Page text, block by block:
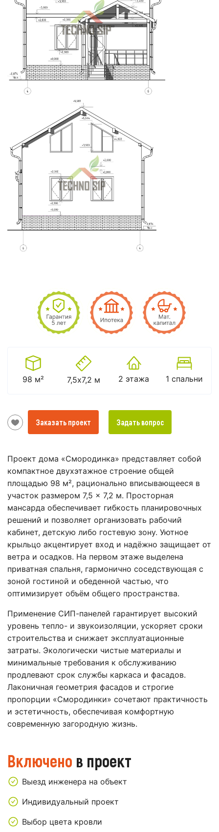
98 м² 7,5х7,2 м 2 этажа 1 спальни
Заказать проект Задать вопрос
Проект дома «Смородинка» представляет собой
компактное двухэтажное строение общей
площадью 98 м², рационально вписывающееся в
участок размером 7,5 × 7,2 м. Просторная
мансарда обеспечивает гибкость планировочных
решений и позволяет организовать рабочий
кабинет, детскую либо гостевую зону. Уютное
крыльцо акцентирует вход и надёжно защищает от
ветра и осадков. На первом этаже выделена
приватная спальня, гармонично соседствующая с
зоной гостиной и обеденной частью, что
оптимизирует объём общего пространства.
Применение СИП-панелей гарантирует высокий
уровень тепло- и звукоизоляции, ускоряет сроки
строительства и снижает эксплуатационные
затраты. Экологически чистые материалы и
минимальные требования к обслуживанию
продлевают срок службы каркаса и фасадов.
Лаконичная геометрия фасадов и строгие
пропорции «Смородинки» сочетают практичность
и эстетичность, обеспечивая комфортную
современную загородную жизнь.
Включено в проект
Выезд инженера на объект
Индивидуальный проект
Выбор цвета кровли